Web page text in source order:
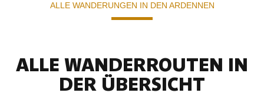
ALLE WANDERUNGEN IN DEN ARDENNEN
ALLE WANDERROUTEN IN
DER ÜBERSICHT